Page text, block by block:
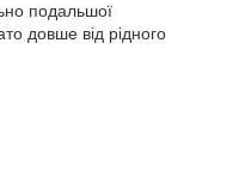
подальшої
довше від рідного